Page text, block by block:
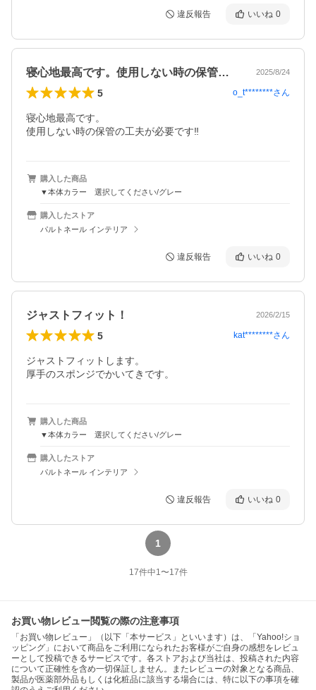
違反報告 いいね 0
寝心地最高です。使用しない時の保管の工… 2025/8/24
5 o_t********さん
寝心地最高です。
使用しない時の保管の工夫が必要です‼️
購入した商品
▼本体カラー 選択してください/グレー
購入したストア
パルトネール インテリア
違反報告 いいね 0
ジャストフィット！ 2026/2/15
5 kat********さん
ジャストフィットします。
厚手のスポンジでかいてきです。
購入した商品
▼本体カラー 選択してください/グレー
購入したストア
パルトネール インテリア
違反報告 いいね 0
1
17件中1〜17件
お買い物レビュー閲覧の際の注意事項
「お買い物レビュー」（以下「本サービス」といいます）は、「Yahoo!ショ
ッピング」において商品をご利用になられたお客様がご自身の感想をレビュ
ーとして投稿できるサービスです。各ストアおよび当社は、投稿された内容
について正確性を含め一切保証しません。またレビューの対象となる商品、
製品が医薬部外品もしくは化粧品に該当する場合には、特に以下の事項を確